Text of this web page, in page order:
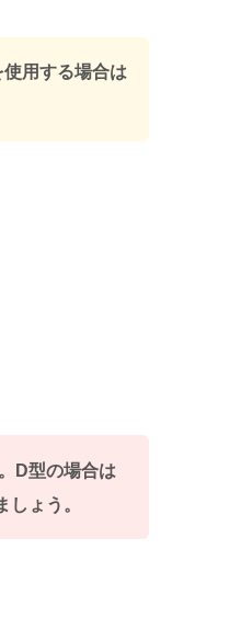
用する場合は
D型の場合は
ょう。